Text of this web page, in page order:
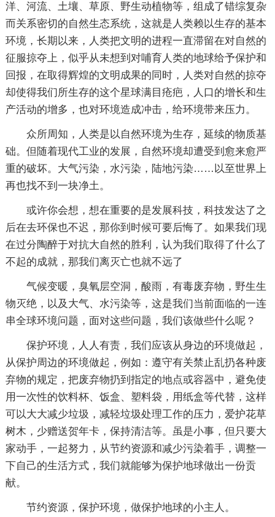
洋、河流、土壤、草原、野生动植物等，组成了错综复杂
而关系密切的自然生态系统，这就是人类赖以生存的基本
环境，长期以来，人类把文明的进程一直滞留在对自然的
征服掠夺上，似乎从未想到对哺育人类的地球给予保护和
回报，在取得辉煌的文明成果的同时，人类对自然的掠夺
却使得我们所生存的这个星球满目疮疤，人口的增长和生
产活动的增多，也对环境造成冲击，给环境带来压力。
众所周知，人类是以自然环境为生存，延续的物质基
础。但随着现代工业的发展，自然环境却遭受到愈来愈严
重的破坏。大气污染，水污染，陆地污染……以至世界上
再也找不到一块净土。
或许你会想，想在重要的是发展科技，科技发达了之
后在去环保也不迟，那你到时候可要后悔了。如果我们现
在过分陶醉于对抗大自然的胜利，认为我们取得了什么了
不起的成就，那我们离灭亡也就不远了
气候变暖，臭氧层空洞，酸雨，有毒废弃物，野生生
物灭绝，以及大气、水污染等，这是我们当前面临的一连
串全球环境问题，面对这些问题，我们该做些什么呢？
保护环境，人人有责，我们应该从身边的环境做起，
从保护周边的环境做起，例如：遵守有关禁止乱扔各种废
弃物的规定，把废弃物扔到指定的地点或容器中，避免使
用一次性的饮料杯、饭盒、塑料袋，用纸盒等代替，这样
可以大大减少垃圾，减轻垃圾处理工作的压力，爱护花草
树木，少赠送贺年卡，保持清洁等。虽是小事，但只要大
家动手，一起努力，从节约资源和减少污染着手，调整一
下自己的生活方式，我们就能够为保护地球做出一份贡
献。
节约资源，保护环境，做保护地球的小主人。